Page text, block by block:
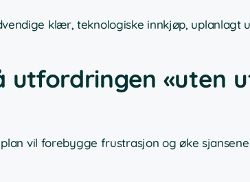
klær, teknologiske innkjøp, uplanlagt
utfordringen «uten
vil forebygge frustrasjon og øke